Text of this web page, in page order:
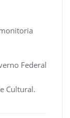
Federal
Cultural.